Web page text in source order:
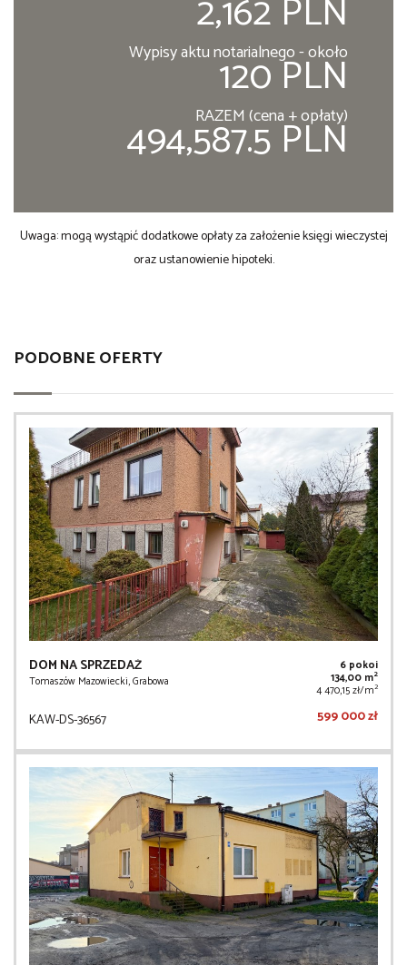
2,162 PLN
Wypisy aktu notarialnego - około
120 PLN
RAZEM (cena + opłaty)
494,587.5 PLN
Uwaga: mogą wystąpić dodatkowe opłaty za założenie księgi wieczystej
oraz ustanowienie hipoteki.
PODOBNE OFERTY
DOM NA SPRZEDAŻ
Tomaszów Mazowiecki, Grabowa
6 pokoi
134,00 m2
4 470,15 zł/m2
KAW-DS-36567 599 000 zł